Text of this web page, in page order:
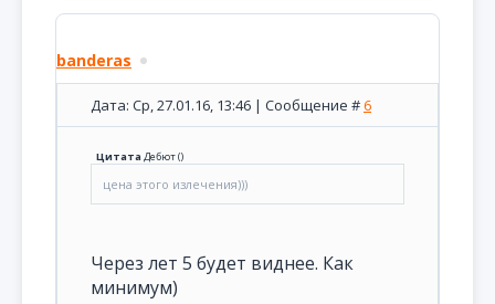
banderas
Дата: Ср, 27.01.16, 13:46 | Сообщение #6
ЦитатаДебют()
цена этого излечения)))
Через лет 5 будет виднее. Как
минимум)